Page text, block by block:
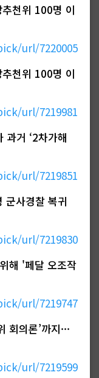
천위 100명 이
url/7220005
천위 100명 이
url/7219981
과거 ‘2차가해
url/7219851
군사경찰 복귀
url/7219830
해 '페달 오조작
url/7219747
의론’까지···
url/7219599